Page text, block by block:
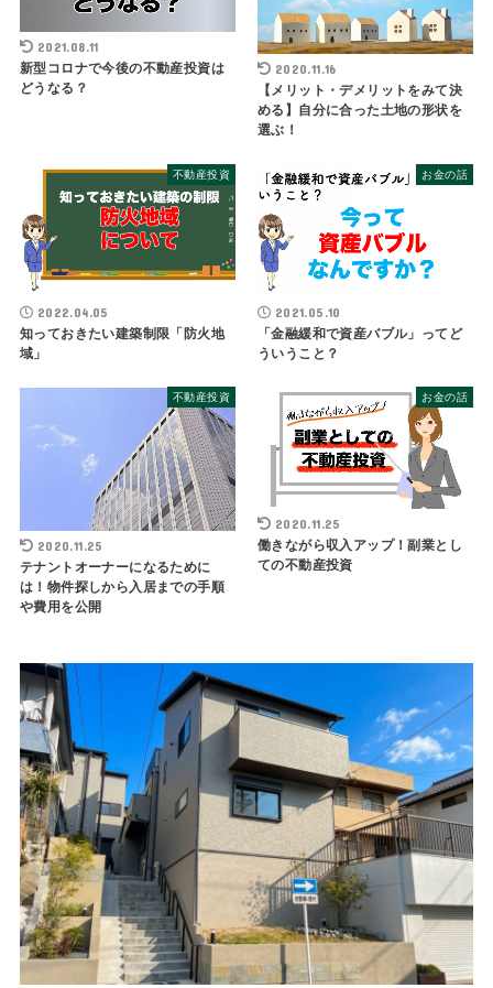
2021.08.11
新型コロナで今後の不動産投資は
どうなる？
2020.11.16
【メリット・デメリットをみて決
める】自分に合った土地の形状を
選ぶ！
不動産投資
2022.04.05
知っておきたい建築制限「防火地
域」
お金の話
2021.05.10
「金融緩和で資産バブル」ってど
ういうこと？
不動産投資
2020.11.25
テナントオーナーになるために
は！物件探しから入居までの手順
や費用を公開
お金の話
2020.11.25
働きながら収入アップ！副業とし
ての不動産投資